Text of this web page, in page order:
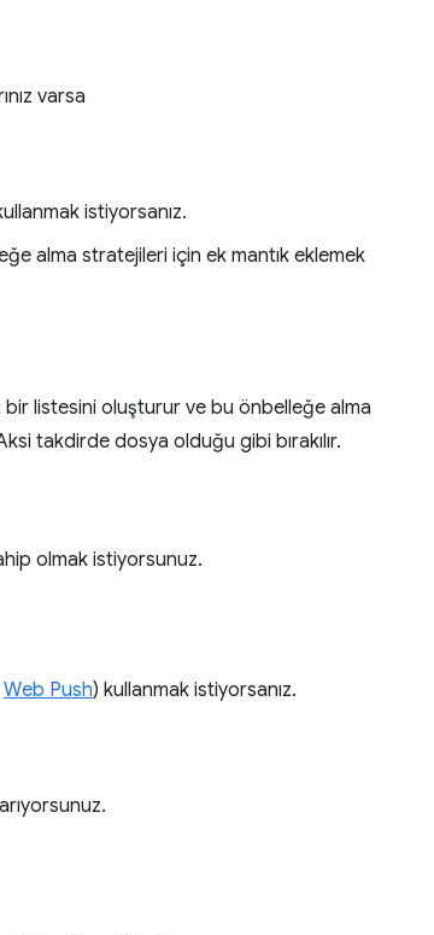
varsa
istiyorsanız.
alma stratejileri için ek mantık eklemek
bir listesini oluşturur ve bu önbelleğe alma
takdirde dosya olduğu gibi bırakılır.
olmak istiyorsunuz.
Web Push) kullanmak istiyorsanız.